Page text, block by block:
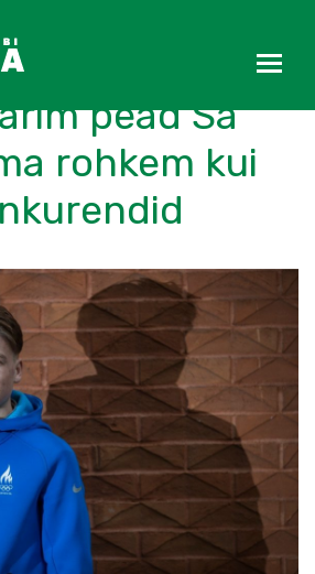
Selleks, et
pead Sa
rohkem kui